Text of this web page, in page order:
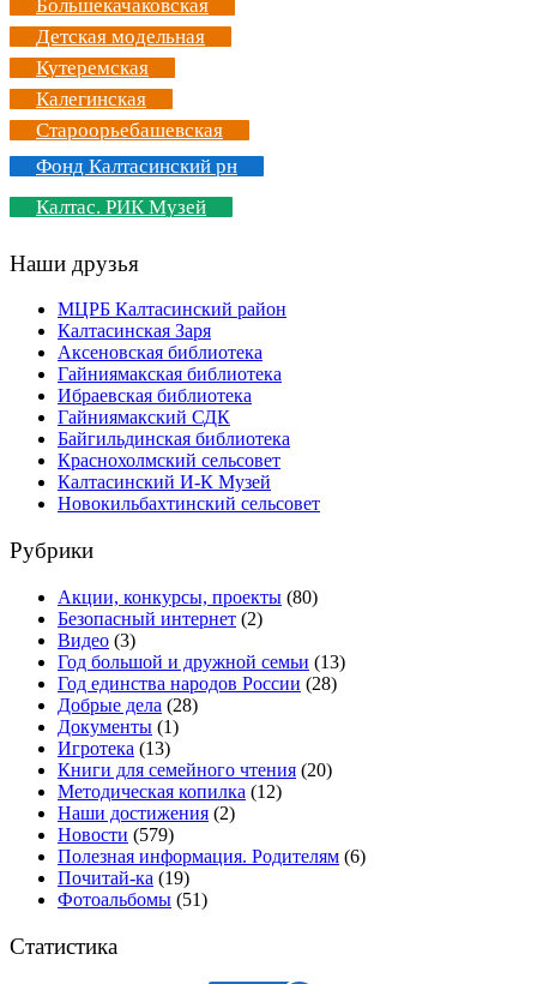
Большекачаковская
Детская модельная
Кутеремская
Калегинская
Староорьебашевская
Фонд Калтасинский рн
Калтас. РИК Музей
Наши друзья
МЦРБ Калтасинский район
Калтасинская Заря
Аксеновская библиотека
Гайниямакская библиотека
Ибраевская библиотека
Гайниямакский СДК
Байгильдинская библиотека
Краснохолмский сельсовет
Калтасинский И-К Музей
Новокильбахтинский сельсовет
Рубрики
Акции, конкурсы, проекты (80)
Безопасный интернет (2)
Видео (3)
Год большой и дружной семьи (13)
Год единства народов России (28)
Добрые дела (28)
Документы (1)
Игротека (13)
Книги для семейного чтения (20)
Методическая копилка (12)
Наши достижения (2)
Новости (579)
Полезная информация. Родителям (6)
Почитай-ка (19)
Фотоальбомы (51)
Статистика